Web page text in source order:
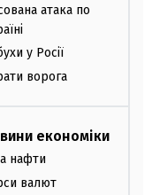
атака по
у Росії
ворога
економіки
нафти
валют